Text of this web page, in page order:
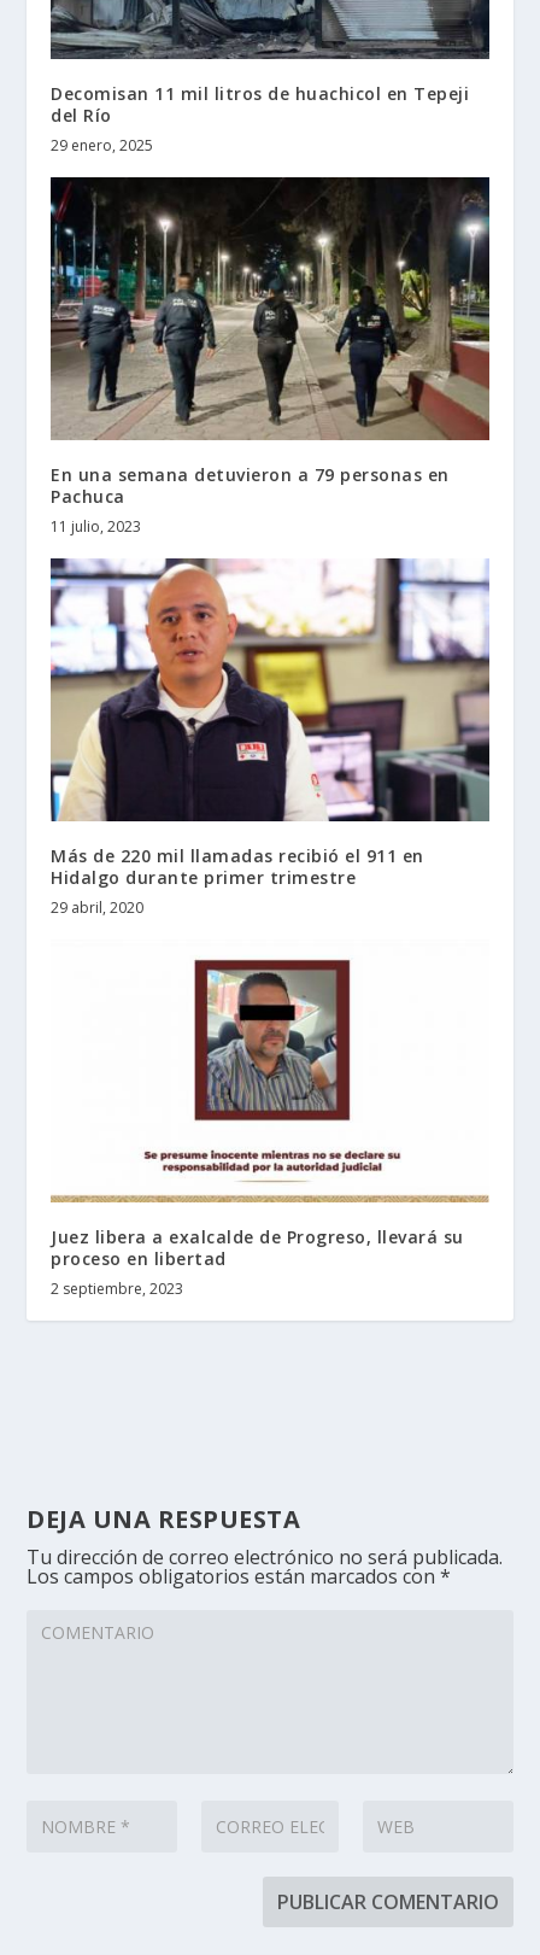
Decomisan 11 mil litros de huachicol en Tepeji
del Río
29 enero, 2025
En una semana detuvieron a 79 personas en
Pachuca
11 julio, 2023
Más de 220 mil llamadas recibió el 911 en
Hidalgo durante primer trimestre
29 abril, 2020
Juez libera a exalcalde de Progreso, llevará su
proceso en libertad
2 septiembre, 2023
DEJA UNA RESPUESTA
Tu dirección de correo electrónico no será publicada.
Los campos obligatorios están marcados con*